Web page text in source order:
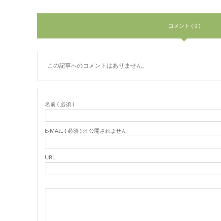
コメント ( 0 )
この記事へのコメントはありません。
名前 ( 必須 )
E-MAIL ( 必須 ) ※ 公開されません
URL